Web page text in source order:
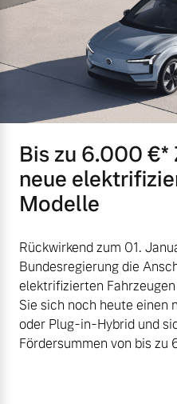
Bis zu 6.000 €⁠*
neue
Modelle
Rückwirkend zum 01.
Bundesregierung die
elektrifizierten
Sie sich noch heute einen
oder Plug-in-Hybrid und
Fördersummen von bis zu